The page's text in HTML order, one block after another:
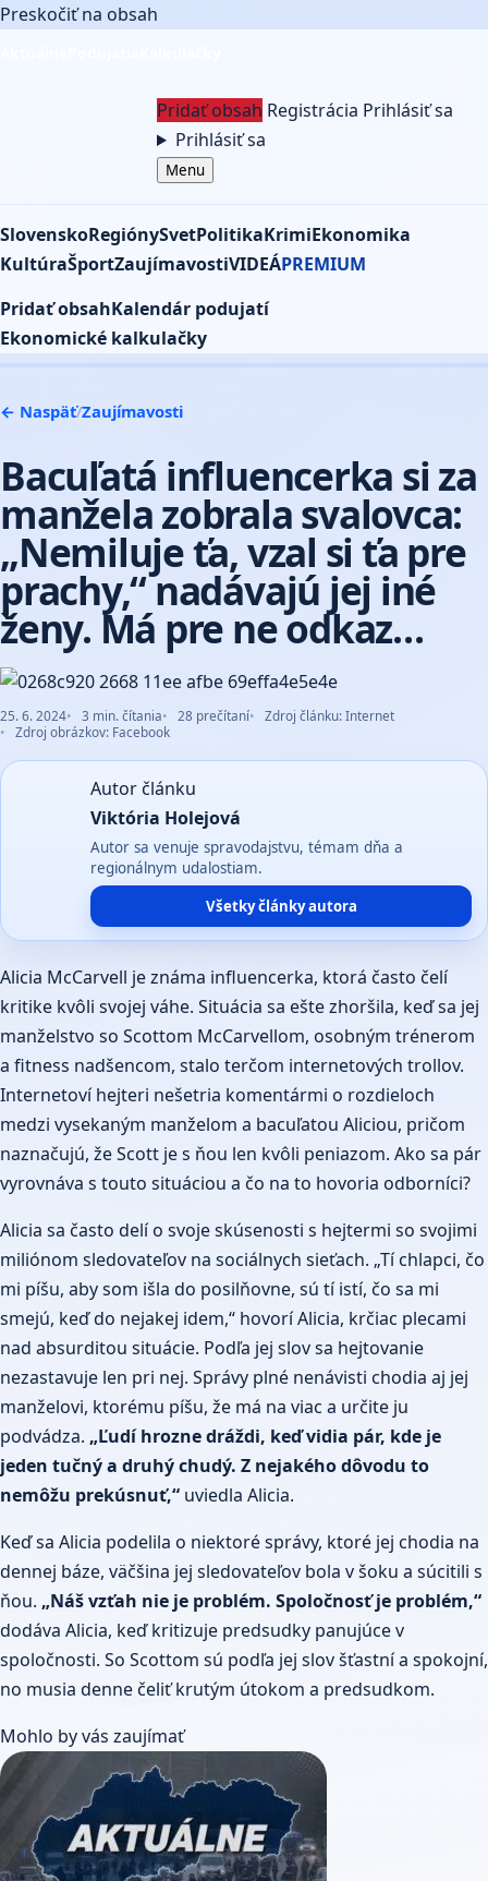
Preskočiť na obsah
Pridať obsah Registrácia Prihlásiť sa
Prihlásiť sa
Menu
SlovenskoRegiónySvetPolitikaKrimiEkonomika
KultúraŠportZaujímavostiVIDEÁPREMIUM
Pridať obsahKalendár podujatí
Ekonomické kalkulačky
← Naspäť/Zaujímavosti
Bacuľatá influencerka si za
manžela zobrala svalovca:
„Nemiluje ťa, vzal si ťa pre
prachy,“ nadávajú jej iné
ženy. Má pre ne odkaz…
25. 6. 2024 3 min. čítania 28 prečítaní
Zdroj článku: Internet
Zdroj obrázkov: Facebook
Autor článku
Viktória Holejová
Autor sa venuje spravodajstvu, témam dňa a
regionálnym udalostiam.
Všetky články autora
Alicia McCarvell je známa influencerka, ktorá často čelí
kritike kvôli svojej váhe. Situácia sa ešte zhoršila, keď sa jej
manželstvo so Scottom McCarvellom, osobným trénerom
a fitness nadšencom, stalo terčom internetových trollov.
Internetoví hejteri nešetria komentármi o rozdieloch
medzi vysekaným manželom a bacuľatou Aliciou, pričom
naznačujú, že Scott je s ňou len kvôli peniazom. Ako sa pár
vyrovnáva s touto situáciou a čo na to hovoria odborníci?
Alicia sa často delí o svoje skúsenosti s hejtermi so svojimi
miliónom sledovateľov na sociálnych sieťach. „Tí chlapci, čo
mi píšu, aby som išla do posilňovne, sú tí istí, čo sa mi
smejú, keď do nejakej idem,“ hovorí Alicia, krčiac plecami
nad absurditou situácie. Podľa jej slov sa hejtovanie
nezastavuje len pri nej. Správy plné nenávisti chodia aj jej
manželovi, ktorému píšu, že má na viac a určite ju
podvádza. „Ľudí hrozne dráždi, keď vidia pár, kde je
jeden tučný a druhý chudý. Z nejakého dôvodu to
nemôžu prekúsnuť,“ uviedla Alicia.
Keď sa Alicia podelila o niektoré správy, ktoré jej chodia na
dennej báze, väčšina jej sledovateľov bola v šoku a súcitili s
ňou. „Náš vzťah nie je problém. Spoločnosť je problém,“
dodáva Alicia, keď kritizuje predsudky panujúce v
spoločnosti. So Scottom sú podľa jej slov šťastní a spokojní,
no musia denne čeliť krutým útokom a predsudkom.
Mohlo by vás zaujímať